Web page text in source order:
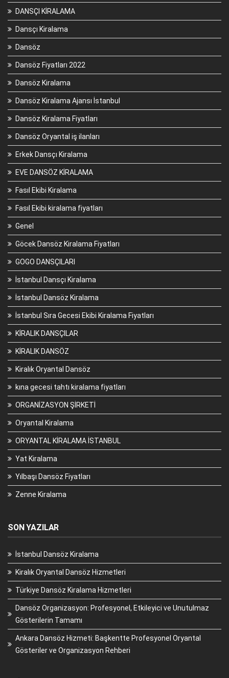
DANSÇI KİRALAMA
Dansçı Kiralama
Dansöz
Dansöz Fiyatları 2022
Dansöz Kiralama
Dansöz Kiralama Ajansı İstanbul
Dansöz Kiralama Fiyatları
Dansöz Oryantal iş ilanları
Erkek Dansçı Kiralama
EVE DANSÖZ KİRALAMA
Fasıl Ekibi Kiralama
Fasıl Ekibi kiralama fiyatları
Genel
Göcek Dansöz Kiralama Fiyatları
GOGO DANSÇILARI
İstanbul Dansçı Kiralama
İstanbul Dansöz Kiralama
İstanbul Sıra Gecesi Ekibi Kiralama Fiyatları
KİRALIK DANSÇILAR
KİRALIK DANSÖZ
Kiralık Oryantal Dansöz
kına gecesi tahtı kiralama fiyatları
ORGANİZASYON ŞİRKETİ
Oryantal Kiralama
ORYANTAL KİRALAMA İSTANBUL
Yat Kiralama
Yılbaşı Dansöz Fiyatları
Zenne Kiralama
SON YAZILAR
İstanbul Dansöz Kiralama
Kiralık Oryantal Dansöz Hizmetleri
Türkiye Dansöz Kiralama Hizmetleri
Dansöz Organizasyon: Profesyonel, Etkileyici ve Unutulmaz
Gösterilerin Tamamı
Ankara Dansöz Hizmeti: Başkentte Profesyonel Oryantal
Gösteriler ve Organizasyon Rehberi